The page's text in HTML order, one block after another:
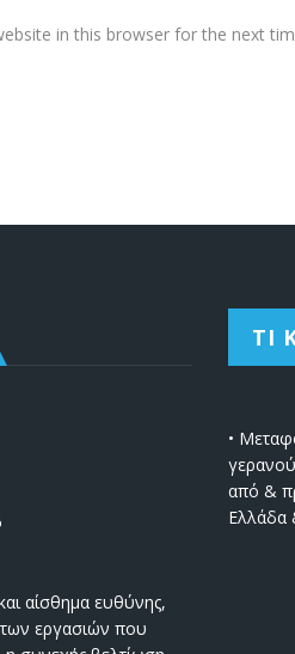
in this browser for the next
αίσθημα ευθύνης,
εργασιών που
ΤΙ
•
από &
Ελλάδα